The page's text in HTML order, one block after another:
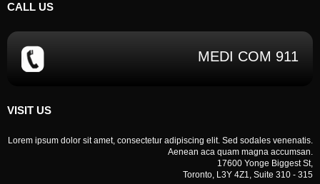
CALL US
MEDI COM 911
VISIT US
Lorem ipsum dolor sit amet, consectetur adipiscing elit. Sed sodales venenatis.
Aenean aca quam magna accumsan.
17600 Yonge Biggest St,
Toronto, L3Y 4Z1, Suite 310 - 315